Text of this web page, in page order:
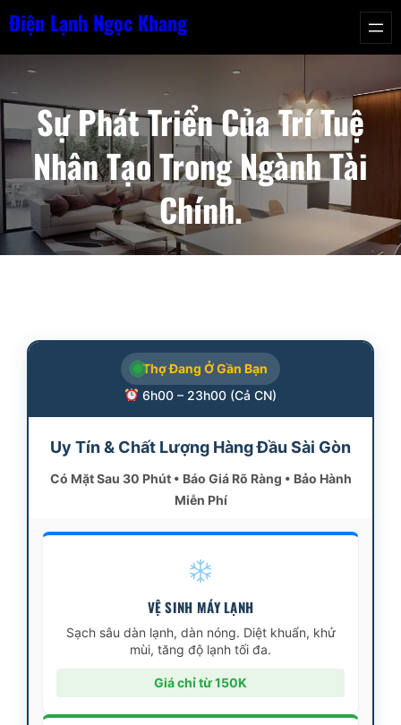
Chuyển
nội
Điện Lạnh Ngọc Khang
Sự Phát Triển Của Trí Tuệ
Nhân Tạo Trong Ngành Tài
Chính.
Thợ Đang Ở Gần Bạn
6h00 – 23h00 (Cả CN)
Uy Tín & Chất Lượng Hàng Đầu Sài Gòn
Có Mặt Sau 30 Phút • Báo Giá Rõ Ràng • Bảo Hành
Miễn Phí
VỆ SINH MÁY LẠNH
Sạch sâu dàn lạnh, dàn nóng. Diệt khuẩn, khử
mùi, tăng độ lạnh tối đa.
Giá chỉ từ 150K